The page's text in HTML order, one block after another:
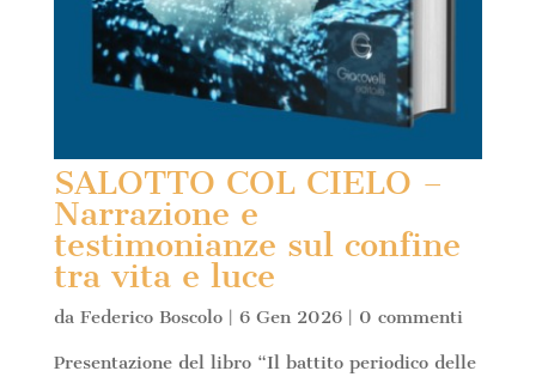
SALOTTO COL CIELO –
Narrazione e
testimonianze sul confine
tra vita e luce
da Federico Boscolo| 6 Gen 2026| 0 commenti
Presentazione del libro “Il battito periodico delle